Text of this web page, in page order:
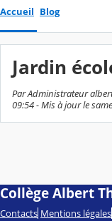
Accueil Blog
Jardin
Par Administrateur
09:54 - Mis à jour le
Collège Albert
Contacts Mentions légales